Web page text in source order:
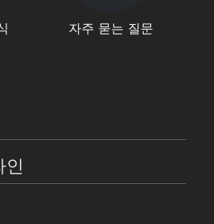
자주 묻는 질문
인